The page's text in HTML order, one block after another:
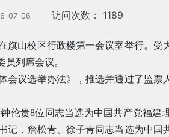
07-06 访问次数： 1189
旗山校区行政楼第一会议室举行。受
列席会议。
议选举办法》，推选并通过了监票
伦贵8位同志当选为中国共产党福建
记，詹松青、徐子青同志当选为中国